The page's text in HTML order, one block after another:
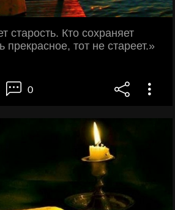
старость. Кто сохраняет
прекрасное, тот не стареет.»
0